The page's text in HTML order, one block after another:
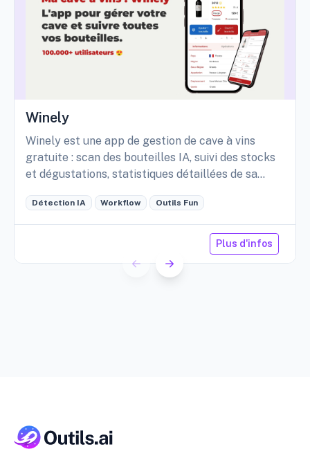
Winely
Winely est une app de gestion de cave à vins
gratuite : scan des bouteilles IA, suivi des stocks
et dégustations, statistiques détaillées de sa
Détection IA Workflow Outils Fun
Plus d'infos